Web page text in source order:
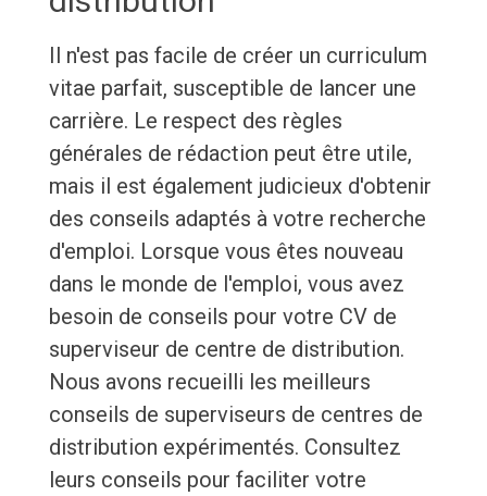
Il n'est pas facile de créer un curriculum
vitae parfait, susceptible de lancer une
carrière. Le respect des règles
générales de rédaction peut être utile,
mais il est également judicieux d'obtenir
des conseils adaptés à votre recherche
d'emploi. Lorsque vous êtes nouveau
dans le monde de l'emploi, vous avez
besoin de conseils pour votre CV de
superviseur de centre de distribution.
Nous avons recueilli les meilleurs
conseils de superviseurs de centres de
distribution expérimentés. Consultez
leurs conseils pour faciliter votre